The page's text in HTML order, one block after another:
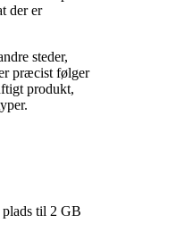
der er
steder,
præcist følger
produkt,
plads til 2 GB